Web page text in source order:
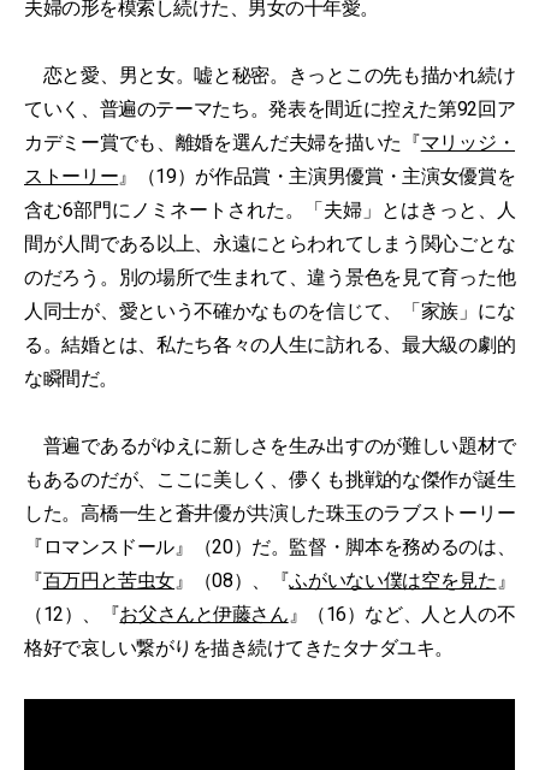
夫婦の形を模索し続けた、男女の十年愛。
恋と愛、男と女。嘘と秘密。きっとこの先も描かれ続け
ていく、普遍のテーマたち。発表を間近に控えた第92回ア
カデミー賞でも、離婚を選んだ夫婦を描いた『マリッジ・
ストーリー』（19）が作品賞・主演男優賞・主演女優賞を
含む6部門にノミネートされた。「夫婦」とはきっと、人
間が人間である以上、永遠にとらわれてしまう関心ごとな
のだろう。別の場所で生まれて、違う景色を見て育った他
人同士が、愛という不確かなものを信じて、「家族」にな
る。結婚とは、私たち各々の人生に訪れる、最大級の劇的
な瞬間だ。
普遍であるがゆえに新しさを生み出すのが難しい題材で
もあるのだが、ここに美しく、儚くも挑戦的な傑作が誕生
した。高橋一生と蒼井優が共演した珠玉のラブストーリー
『ロマンスドール』（20）だ。監督・脚本を務めるのは、
『百万円と苦虫女』（08）、『ふがいない僕は空を見た 』
（12）、『お父さんと伊藤さん』（16）など、人と人の不
格好で哀しい繋がりを描き続けてきたタナダユキ。